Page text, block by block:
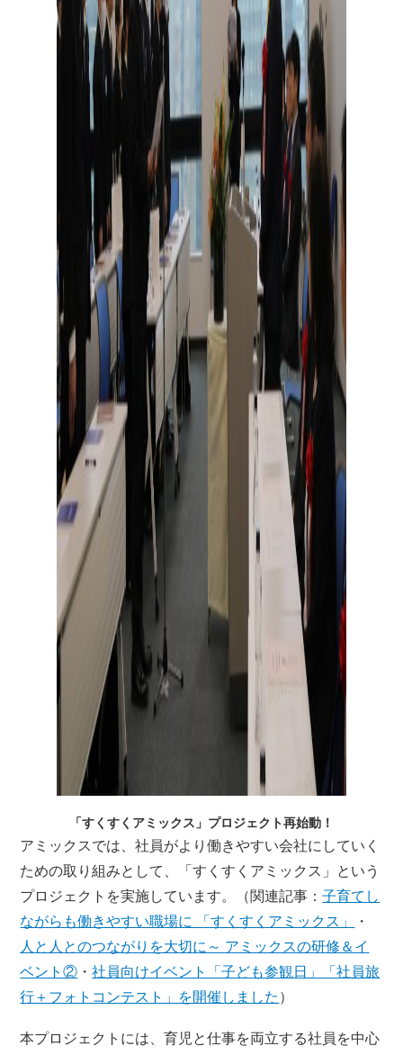
「すくすくアミックス」プロジェクト再始動！
アミックスでは、社員がより働きやすい会社にしていく
ための取り組みとして、「すくすくアミックス」という
プロジェクトを実施しています。（関連記事：子育てし
ながらも働きやすい職場に 「すくすくアミックス」
・
人と人とのつながりを大切に～ アミックスの研修＆イ
ベント② ・社員向けイベント「子ども参観日」「社員旅
行＋フォトコンテスト」を開催しました ）
本プロジェクトには、育児と仕事を両立する社員を中心